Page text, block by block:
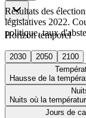
Horizon temporel
2030 2050
2100
Hausse de la
Nuits où la
Jours de
Résultats des
législatives 2022.
politique, taux